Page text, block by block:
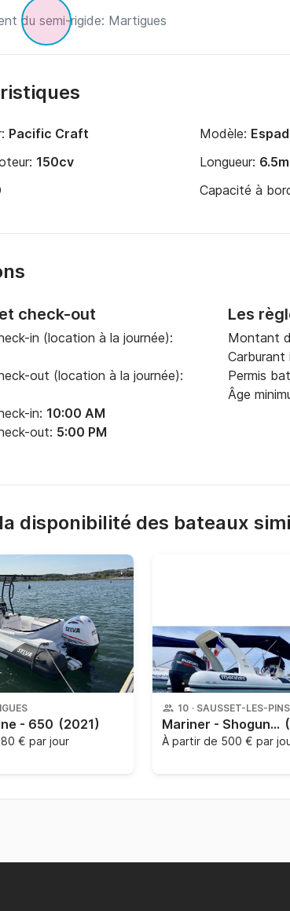
Pacific Craft Modèle:
150cv Longueur: 6.5m
Capacité à
check-out
in (location à la journée):
out (location à la journée):
in: 10:00 AM
out: 5:00 PM
Les
Montant
Carburant
Permis
Âge
disponibilité des bateaux
- 650 (2021)
€ par jour
10 · SAUSSET-LES-PINS
Mariner - Shogun 700
À partir de 500 € par